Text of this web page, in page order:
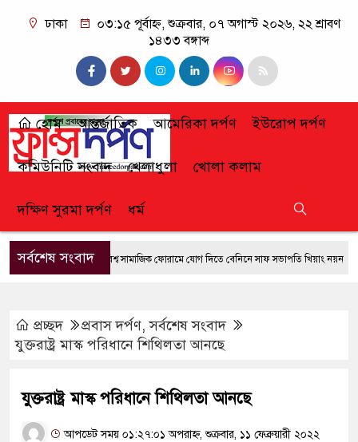
ঢাকা
০৩:১৫ পূর্বাহ্ন, শুক্রবার, ০৭ অগাস্ট ২০২৬, ২২ শ্রাবণ
১৪৩৩ বঙ্গাব্দ
হোম আন্তর্জাতিক আমেরিকা দর্পণ ইউরোপ দর্পণ
কমিউনিটি সংবাদ খেলাধুলা খোলা কলাম
দক্ষিণ সুরমা দর্পণ ধর্ম
সর্বশেষ সংবাদবিশ্ব সামাজিক ফোরামে যোগ দিতে বেনিনে সাফ সভাপতি খিয়াং নয়ন
প্রচ্ছদ প্রবাস দর্পণ,সর্বশেষ সংবাদ
যুক্তরাষ্ট্র মাস্ক পরিধানে শিথিলতা আনছে
যুক্তরাষ্ট্র মাস্ক পরিধানে শিথিলতা আনছে
আপডেট সময় ০১:২৭:০১ অপরাহ্ন, শুক্রবার, ১১ ফেব্রুয়ারী ২০২২